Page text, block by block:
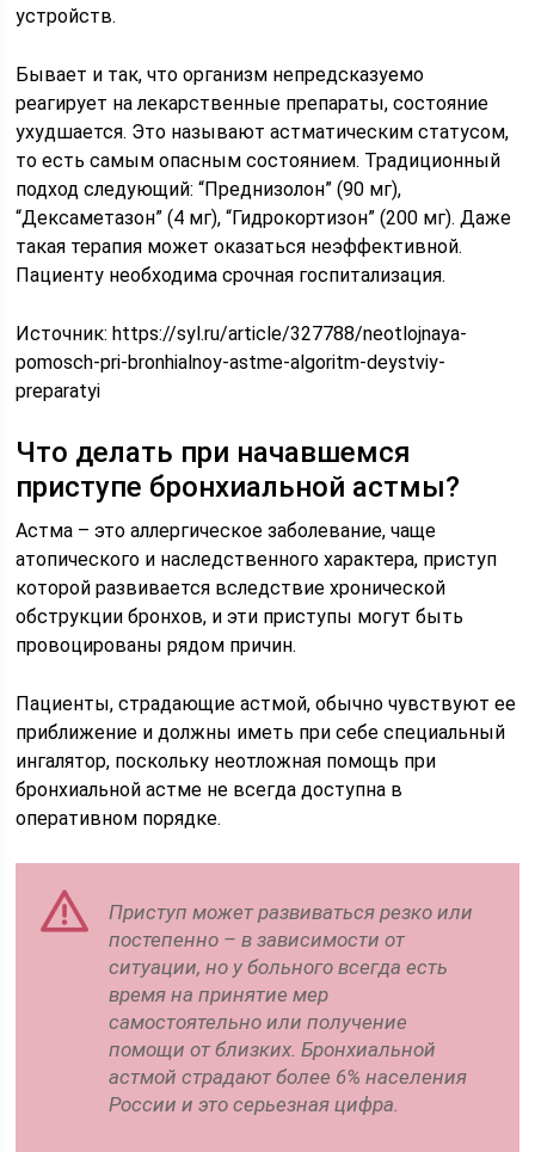
устройств.
Бывает и так, что организм непредсказуемо
реагирует на лекарственные препараты, состояние
ухудшается. Это называют астматическим статусом,
то есть самым опасным состоянием. Традиционный
подход следующий: “Преднизолон” (90 мг),
“Дексаметазон” (4 мг), “Гидрокортизон” (200 мг). Даже
такая терапия может оказаться неэффективной.
Пациенту необходима срочная госпитализация.
Источник:https://syl.ru/article/327788/neotlojnaya-
pomosch-pri-bronhialnoy-astme-algoritm-deystviy-
preparatyi
Что делать при начавшемся
приступе бронхиальной астмы?
Астма – это аллергическое заболевание, чаще
атопического и наследственного характера, приступ
которой развивается вследствие хронической
обструкции бронхов, и эти приступы могут быть
провоцированы рядом причин.
Пациенты, страдающие астмой, обычно чувствуют ее
приближение и должны иметь при себе специальный
ингалятор, поскольку неотложная помощь при
бронхиальной астме не всегда доступна в
оперативном порядке.
Приступ может развиваться резко или
постепенно – в зависимости от
ситуации, но у больного всегда есть
время на принятие мер
самостоятельно или получение
помощи от близких. Бронхиальной
астмой страдают более 6% населения
России и это серьезная цифра.